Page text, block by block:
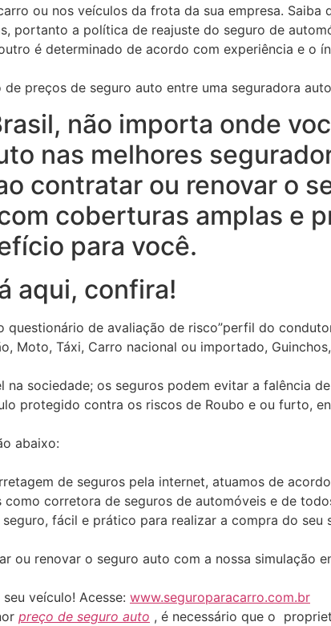
ou nos veículos da frota da sua empresa. Saiba
portanto a política de reajuste do seguro de
é determinado de acordo com experiência e o
preços de seguro auto entre uma seguradora
não importa onde
nas melhores
contratar ou renovar o
coberturas amplas e
para você.
aqui, confira!
de avaliação de risco”perfil do
Moto, Táxi, Carro nacional ou importado,
sociedade; os seguros podem evitar a falência
protegido contra os riscos de Roubo e ou furto,
abaixo:
de seguros pela internet, atuamos de
corretora de seguros de automóveis e de
fácil e prático para realizar a compra do
ou renovar o seguro auto com a nossa simulação
veículo! Acesse: www.seguroparacarro.com.br
preço de seguro auto , é necessário que o